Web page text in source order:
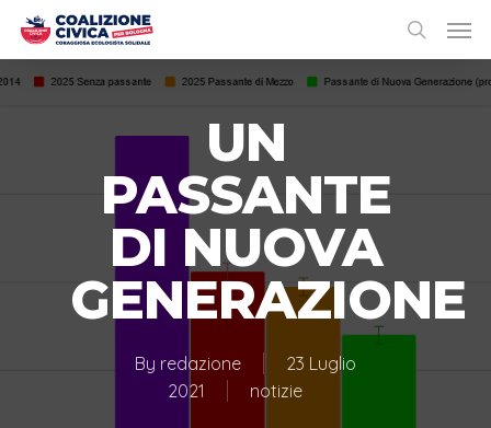
UN
PASSANTE
DI NUOVA
GENERAZIONE
By redazione
23 Luglio
2021
notizie